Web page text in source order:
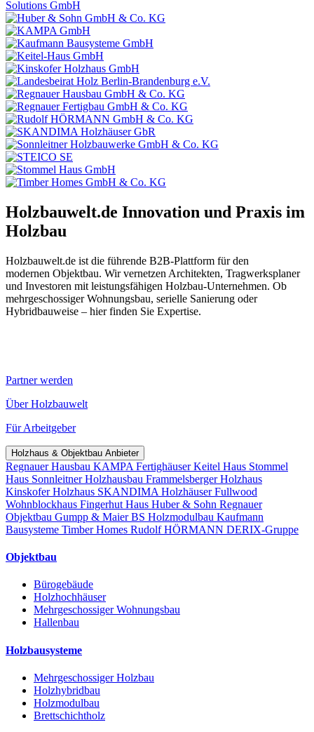
Holzbauwelt.de Innovation und Praxis im
Holzbau
Holzbauwelt.de ist die führende B2B-Plattform für den
modernen Objektbau. Wir vernetzen Architekten, Tragwerksplaner
und Investoren mit leistungsfähigen Holzbau-Unternehmen. Ob
mehrgeschossiger Wohnungsbau, serielle Sanierung oder
Hybridbauweise – hier finden Sie Expertise.
Partner werden
Über Holzbauwelt
Für Arbeitgeber
Holzhaus & Objektbau Anbieter
Regnauer Hausbau KAMPA FertighäuserKeitel Haus Stommel
Haus Sonnleitner Holzhausbau Frammelsberger Holzhaus
Kinskofer Holzhaus SKANDIMA HolzhäuserFullwood
Wohnblockhaus Fingerhut Haus Huber & Sohn Regnauer
Objektbau Gumpp & MaierBS Holzmodulbau Kaufmann
Bausysteme Timber Homes Rudolf HÖRMANN DERIX-Gruppe
Objektbau
Bürogebäude
Holzhochhäuser
Mehrgeschossiger Wohnungsbau
Hallenbau
Holzbausysteme
Mehrgeschossiger Holzbau
Holzhybridbau
Holzmodulbau
Brettschichtholz